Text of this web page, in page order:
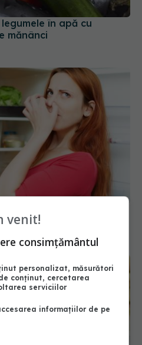
în apă cu
mănânci
în frigider și las-o 3
venit!
consimțământul
personalizat, măsurători
conținut, cercetarea
serviciilor
informațiilor de pe